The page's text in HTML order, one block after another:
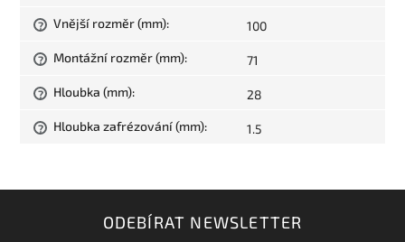
? Vnější rozměr (mm): 100
? Montážní rozměr (mm): 71
? Hloubka (mm): 28
? Hloubka zafrézování (mm): 1.5
ODEBÍRAT NEWSLETTER